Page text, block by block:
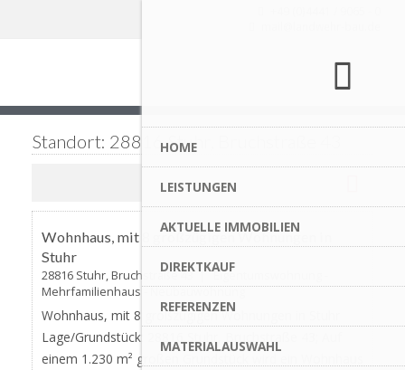
HOME
LEISTUNGEN
AKTUELLE IMMOBILIEN
DIREKTKAUF
REFERENZEN
MATERIALAUSWAHL
Standort: 28816 Stuhr, Bruchstraße 43
AKTUALISIERT
Wohnhaus, mit 8 großzügigen Wohnungen in
Stuhr
28816 Stuhr, Bruchstraße 43 | Eigentumswohnung -
Mehrfamilienhaus - Neubauwohnung
Wohnhaus, mit 8 großzügigen Wohnungen in Stuhr
Lage/Grundstück: 28816 Stuhr, Bruchstraße 43; Auf
einem 1.230 m² großen Grundstück wird ein Wohnhaus